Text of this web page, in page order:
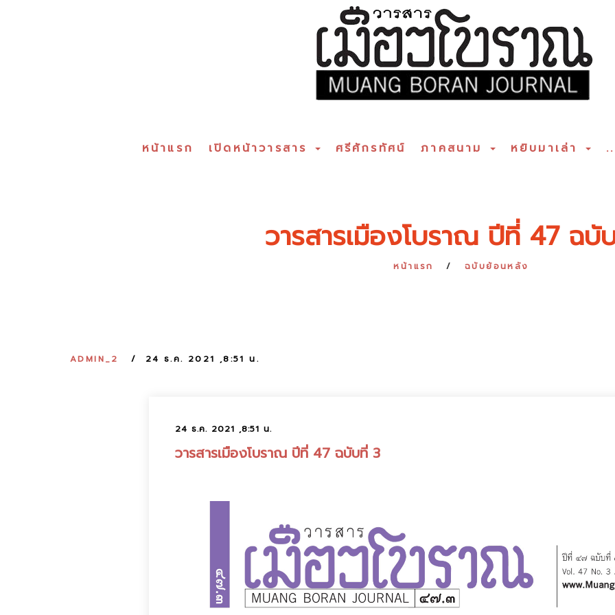
หน้าแรก เปิดหน้าวารสาร ศรีศักรทัศน์ ภาคสนาม หยิบมาเล่า
วารสารเมืองโบราณ ปีที่ 47 ฉบั
หน้าแรก ฉบับย้อนหลัง
ADMIN_2 24 ธ.ค. 2021 ,8:51 น.
24 ธ.ค. 2021 ,8:51 น.
วารสารเมืองโบราณ ปีที่ 47 ฉบับที่ 3